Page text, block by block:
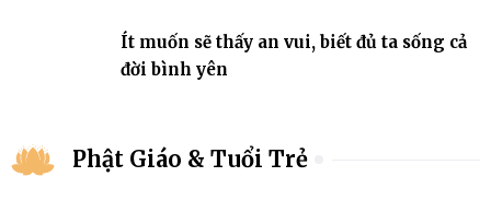
Ít muốn sẽ thấy an vui, biết đủ ta sống cả
đời bình yên
Phật Giáo & Tuổi Trẻ